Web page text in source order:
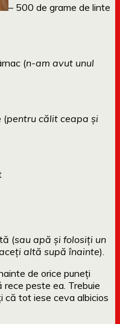
– 500 de grame de linte
(n-am avut unul
(pentru călit ceapa și
(sau apă și folosiți un
altă supă înainte).
de orice puneți
peste ea. Trebuie
că tot iese ceva albicios